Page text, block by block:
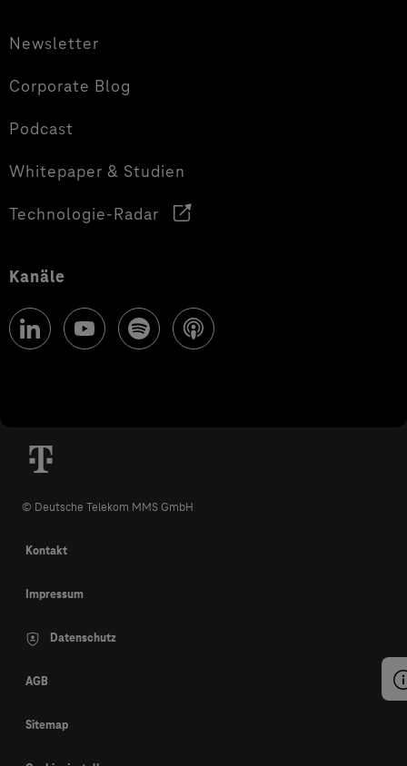
Newsletter
Corporate Blog
Podcast
Whitepaper & Studien
Technologie-Radar
Kanäle
© Deutsche Telekom MMS GmbH
Kontakt
Impressum
Datenschutz
AGB
Sitemap